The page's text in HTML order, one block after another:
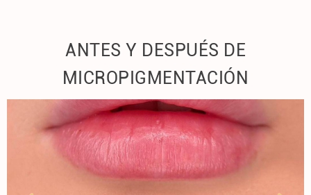
ANTES Y DESPUÉS DE
MICROPIGMENTACIÓN